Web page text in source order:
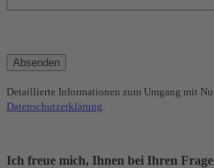
Detaillierte Informationen zum Umgang mit
Datenschutzerklärung
Ich freue mich, Ihnen bei Ihren